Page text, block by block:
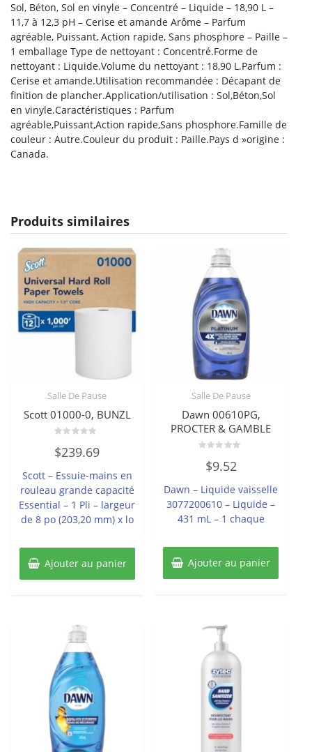
Sol, Béton, Sol en vinyle – Concentré – Liquide – 18,90 L –
11,7 à 12,3 pH – Cerise et amande Arôme – Parfum
agréable, Puissant, Action rapide, Sans phosphore – Paille –
1 emballage Type de nettoyant : Concentré.Forme de
nettoyant : Liquide.Volume du nettoyant : 18,90 L.Parfum :
Cerise et amande.Utilisation recommandée : Décapant de
finition de plancher.Application/utilisation : Sol,Béton,Sol
en vinyle.Caractéristiques : Parfum
agréable,Puissant,Action rapide,Sans phosphore.Famille de
couleur : Autre.Couleur du produit : Paille.Pays d »origine :
Canada.
Produits similaires
Salle De Pause
Scott 01000-0, BUNZL
0
sur
$239.69
Scott – Essuie-mains en
rouleau grande capacité
Essential – 1 Pli – largeur
de 8 po (203,20 mm) x lo
Ajouter au panier
Salle De Pause
Dawn 00610PG,
PROCTER & GAMBLE
sur
$9.52
Dawn – Liquide vaisselle
3077200610 – Liquide –
431 mL – 1 chaque
Ajouter au panier